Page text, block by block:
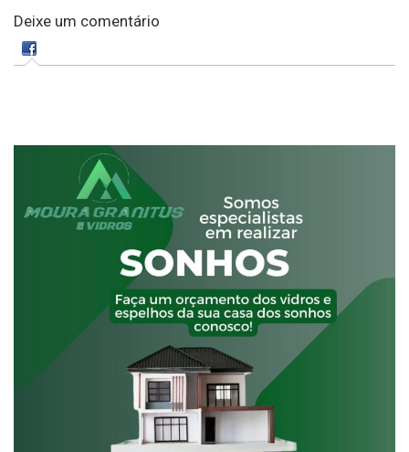
Deixe um comentário